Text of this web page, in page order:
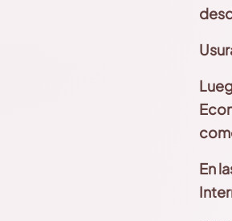
En